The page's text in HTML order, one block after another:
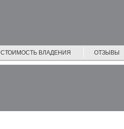
СТОИМОСТЬ ВЛАДЕНИЯ ОТЗЫВЫ